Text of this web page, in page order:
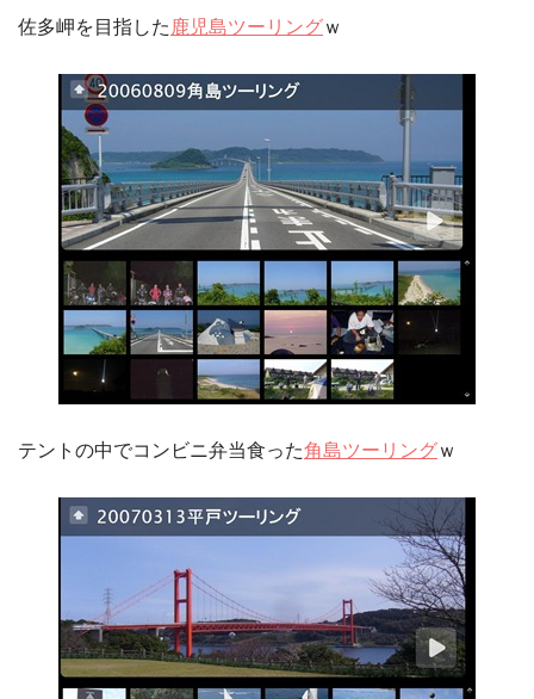
佐多岬を目指した 鹿児島ツーリングｗ
テントの中でコンビニ弁当食った角島ツーリングｗ